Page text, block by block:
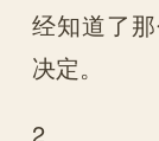
经知道了
决定。
2